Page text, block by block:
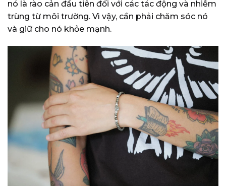
nó là rào cản đầu tiên đối với các tác động và nhiễm
trùng từ môi trường. Vì vậy, cần phải chăm sóc nó
và giữ cho nó khỏe mạnh.